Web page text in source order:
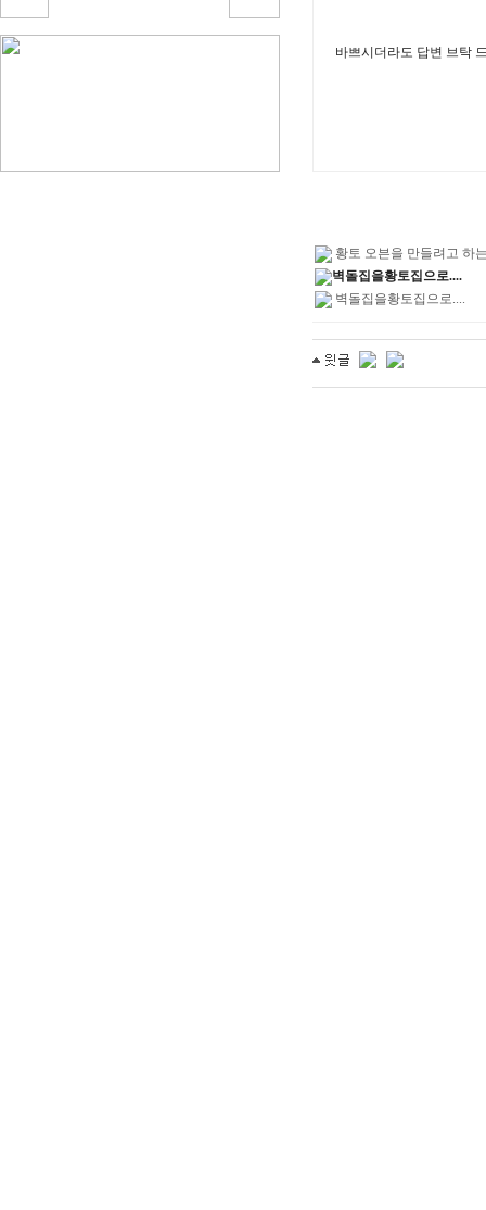
바쁘시더라도 답변 브탁
황토 오븐을 만들려고 하
벽돌집을황토집으로....
벽돌집을황토집으로....